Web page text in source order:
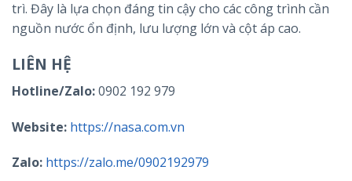
trì. Đây là lựa chọn đáng tin cậy cho các công trình cần
nguồn nước ổn định, lưu lượng lớn và cột áp cao.
LIÊN HỆ
Hotline/Zalo:0902 192 979
Website: https://nasa.com.vn
Zalo: https://zalo.me/0902192979